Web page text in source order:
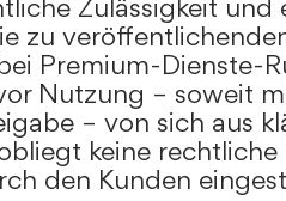
Zulässigkeit
zu
Premium-Dienste-
Nutzung – soweit
– von sich aus
keine
den Kunden